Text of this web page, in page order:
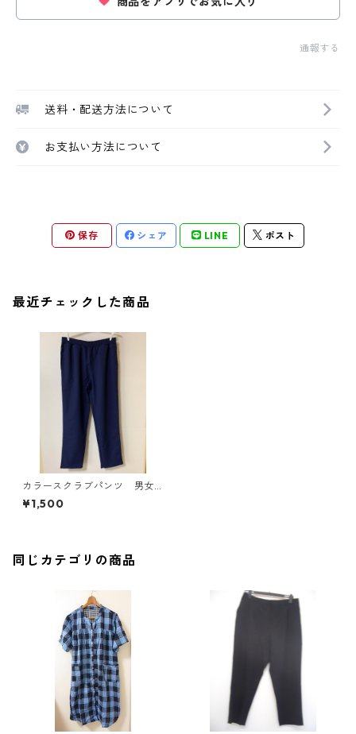
通報する
送料・配送方法について
お支払い方法について
保存 シェア LINE ポスト
最近チェックした商品
カラースクラブパンツ 男女
兼用 Ｌ ネイビーブルー K
AE-4196
¥1,500
同じカテゴリの商品